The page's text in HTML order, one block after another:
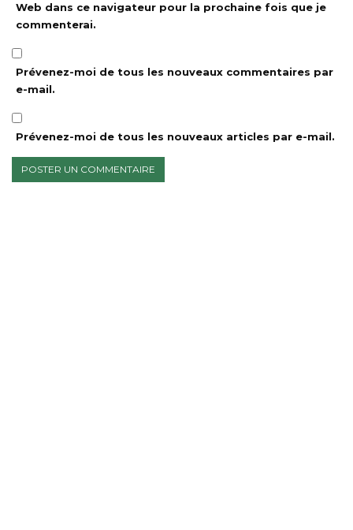
Web dans ce navigateur pour la prochaine fois que je
commenterai.
Prévenez-moi de tous les nouveaux commentaires par
e-mail.
Prévenez-moi de tous les nouveaux articles par e-mail.